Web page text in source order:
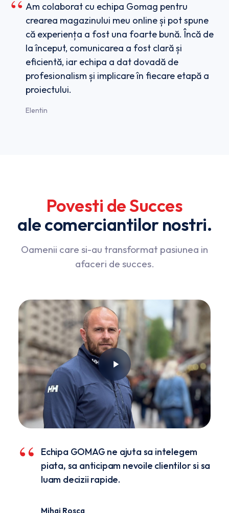
Am colaborat cu echipa Gomag pentru
crearea magazinului meu online și pot spune
că experiența a fost una foarte bună. Încă de
la început, comunicarea a fost clară și
eficientă, iar echipa a dat dovadă de
profesionalism și implicare în fiecare etapă a
proiectului.
Elentin
Povesti deSucces
alecomerciantilor nostri.
Oamenii care si-au transformat pasiunea in
afaceri de succes.
Echipa GOMAG ne ajuta sa intelegem
piata, sa anticipam nevoile clientilor si sa
luam decizii rapide.
Mihai Rosca